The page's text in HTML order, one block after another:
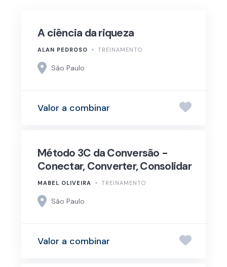
A ciência da riqueza
ALAN PEDROSO TREINAMENTO
São Paulo
Valor a combinar
Método 3C da Conversão -
Conectar, Converter, Consolidar
MABEL OLIVEIRA TREINAMENTO
São Paulo
Valor a combinar